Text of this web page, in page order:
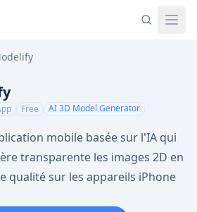
Free AI 3D Model Generator
mobile basée sur l'IA qui
transparente les images 2D en
qualité sur les appareils iPhone